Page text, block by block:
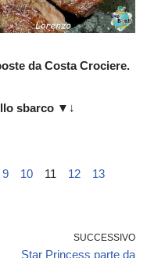
da Costa Crociere.
sbarco ▼↓
9 10 11 12 13
SUCCESSIVO
Star Princess parte da